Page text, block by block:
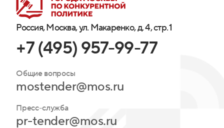
Россия, Москва, ул. Макаренко, д. 4, стр. 1
+7 (495) 957-99-77
Общие вопросы
mostender@mos.ru
Пресс-служба
pr-tender@mos.ru